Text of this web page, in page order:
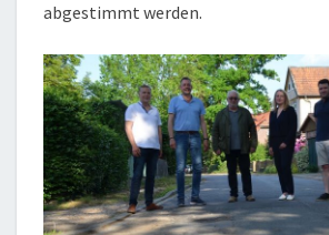
abgestimmt werden.